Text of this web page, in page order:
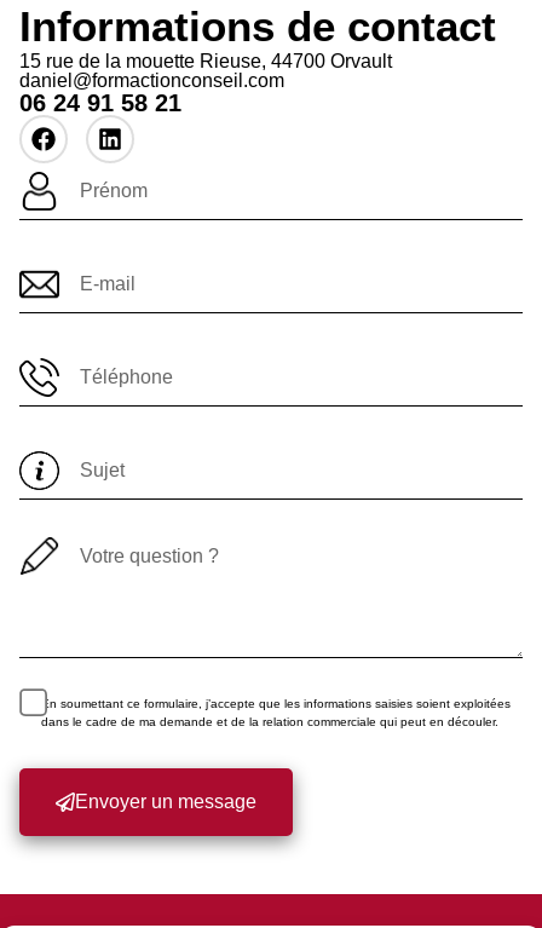
Informations de contact
15 rue de la mouette Rieuse, 44700 Orvault
daniel@formactionconseil.com
06 24 91 58 21
En soumettant ce formulaire, j’accepte que les informations saisies soient exploitées
dans le cadre de ma demande et de la relation commerciale qui peut en découler.
Envoyer un message